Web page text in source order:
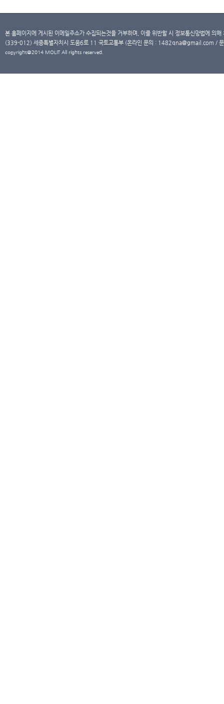
본 홈페이지에 게시된 이메일주소가 수집되는것을 거부하며, 이를 위반할 시 정보통신망법에 의
(339-012) 세종특별자치시 도움6로 11 국토교통부 (온라인 문의 : 1482qna@gmail.com /
copyright@2014 MOLIT All rights reserved.